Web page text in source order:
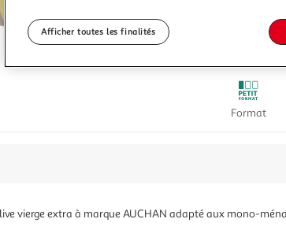
Format
vierge extra à marque AUCHAN adapté aux mono-
Afficher toutes les finalités